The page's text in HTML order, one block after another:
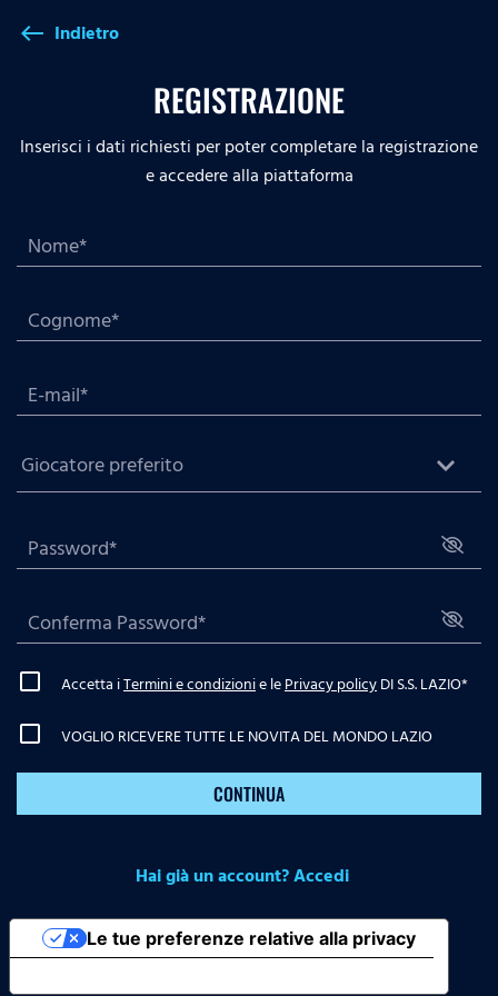
west Indietro
REGISTRAZIONE
Inserisci i dati richiesti per poter completare la registrazione
e accedere alla piattaforma
Accetta iTermini e condizionie lePrivacy policyDI S.S. LAZIO*
VOGLIO RICEVERE TUTTE LE NOVITA DEL MONDO LAZIO
CONTINUA
Hai già un account? Accedi
Le tue preferenze relative alla privacy